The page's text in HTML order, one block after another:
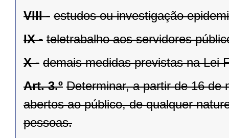
VIII - estudos ou investigação
IX - teletrabalho aos servidores
X - demais medidas previstas na Lei
Art. 3.º Determinar, a partir de 16 de
abertos ao público, de qualquer
pessoas.